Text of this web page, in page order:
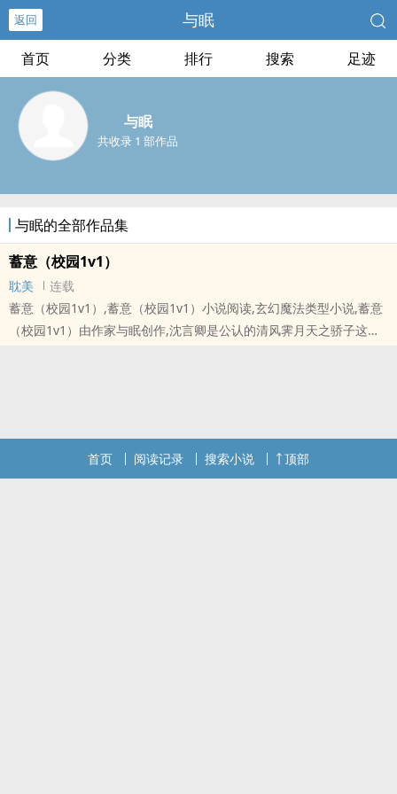
返回 与眠
首页 分类 排行 搜索 足迹
与眠
共收录 1 部作品
与眠的全部作品集
蓄意（校园1v1）
耽美
连载
蓄意（校园1v1）,蓄意（校园1v1）小说阅读,玄幻魔法类型小说,蓄意
（校园1v1）由作家与眠创作,沈言卿是公认的清风霁月天之骄子这种
后，执棋者深陷棋局，猎人
本站提示：各位书友要是觉得《蓄意（校园1v1）》还不错的话请不
首页 阅读记录 搜索小说 顶部